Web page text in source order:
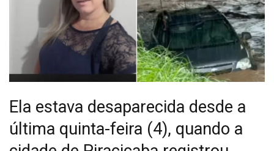
Ela estava desaparecida desde a
última quinta-feira (4), quando a